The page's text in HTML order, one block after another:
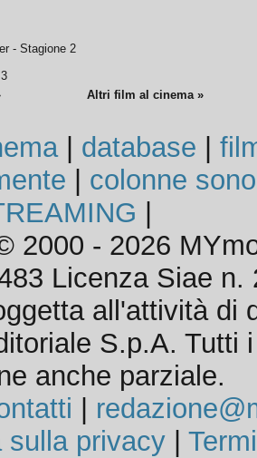
- Stagione 2
Altri film al cinema »
| database
colonne
2000 - 2026
Licenza Siae n.
all'attività di
S.p.A. Tutti
anche parziale.
sulla privacy|